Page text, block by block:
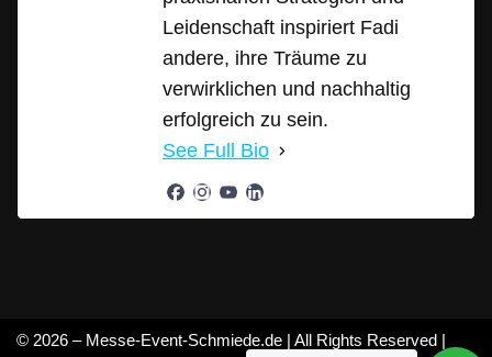
Leidenschaft inspiriert Fadi
andere, ihre Träume zu
verwirklichen und nachhaltig
erfolgreich zu sein.
See Full Bio
© 2026 – Messe-Event-Schmiede.de | All Rights Reserved |